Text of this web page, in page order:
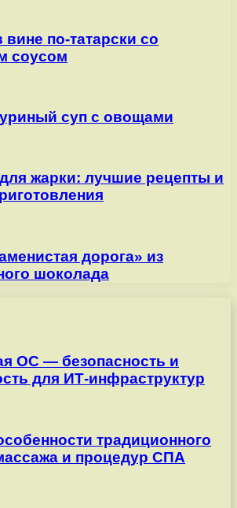
по-татарски со
соусом
суп с овощами
жарки: лучшие рецепты и
дорога» из
шоколада
ОС — безопасность и
для ИТ-инфраструктур
традиционного
и процедур СПА